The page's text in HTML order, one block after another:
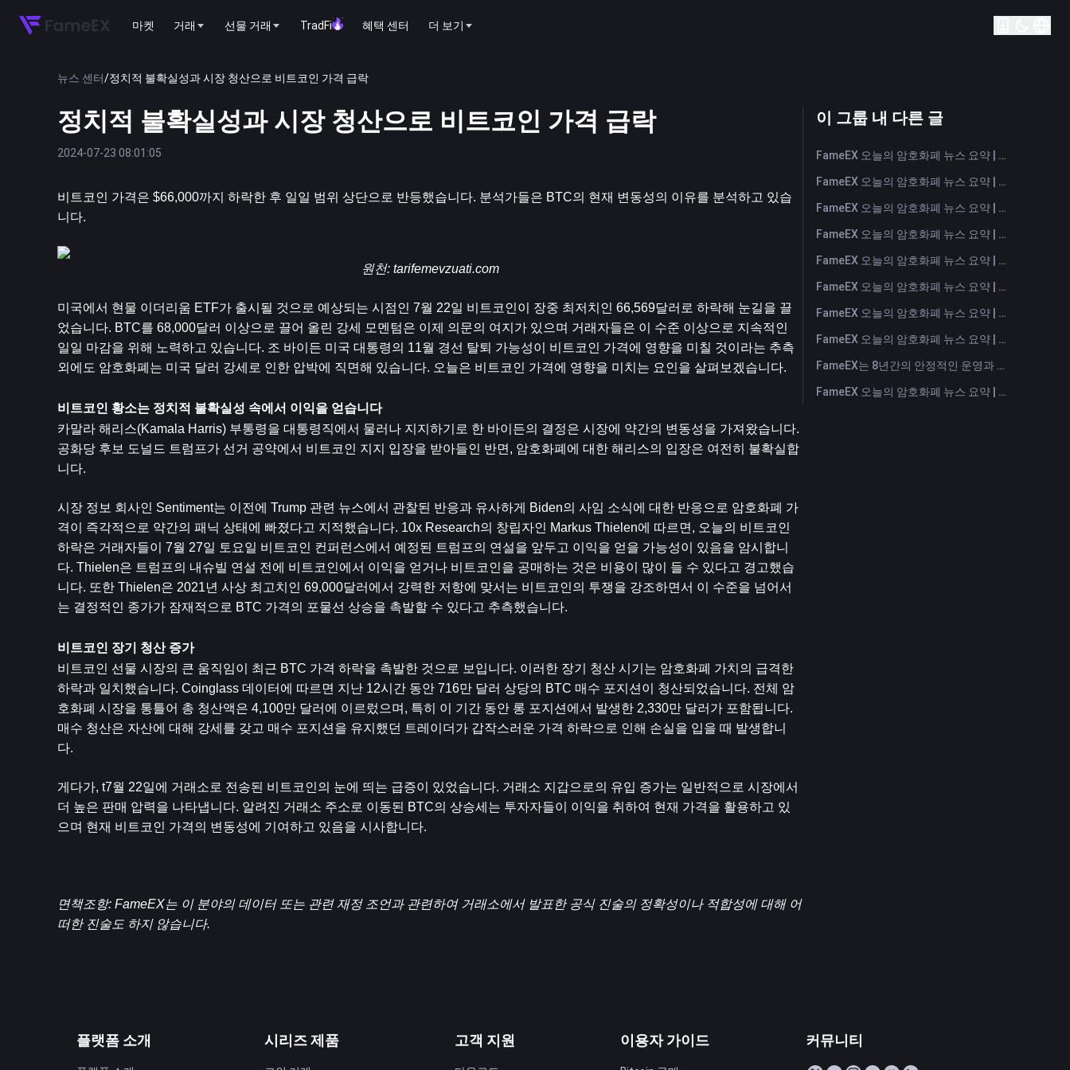
마켓 거래 선물 거래 TradFi 혜택 센터 더 보기
뉴스 센터/정치적 불확실성과 시장 청산으로 비트코인 ​​가격 급락
정치적 불확실성과 시장 청산으로 비트코인 ​​가격 급락
2024-07-23 08:01:05
비트코인 가격은 $66,000까지 하락한 후 일일 범위 상단으로 반등했습니다. 분석가들은 BTC의 현재 변동성의 이유를 분석하고 있습
니다.
원천: tarifemevzuati.com
미국에서 현물 이더리움 ETF가 출시될 것으로 예상되는 시점인 7월 22일 비트코인이 장중 최저치인 66,569달러로 하락해 눈길을 끌
었습니다. BTC를 68,000달러 이상으로 끌어 올린 강세 모멘텀은 이제 의문의 여지가 있으며 거래자들은 이 수준 이상으로 지속적인
일일 마감을 위해 노력하고 있습니다. 조 바이든 미국 대통령의 11월 경선 탈퇴 가능성이 비트코인 ​​가격에 영향을 미칠 것이라는 추측
외에도 암호화폐는 미국 달러 강세로 인한 압박에 직면해 있습니다. 오늘은 비트코인 ​​가격에 영향을 미치는 요인을 살펴보겠습니다.
비트코인 황소는 정치적 불확실성 속에서 이익을 얻습니다
카말라 해리스(Kamala Harris) 부통령을 대통령직에서 물러나 지지하기로 한 바이든의 결정은 시장에 약간의 변동성을 가져왔습니다.
공화당 후보 도널드 트럼프가 선거 공약에서 비트코인 ​​지지 입장을 받아들인 반면, 암호화폐에 대한 해리스의 입장은 여전히 ​​불확실합
니다.
시장 정보 회사인 Sentiment는 이전에 Trump 관련 뉴스에서 관찰된 반응과 유사하게 Biden의 사임 소식에 대한 반응으로 암호화폐 가
격이 즉각적으로 약간의 패닉 상태에 빠졌다고 지적했습니다. 10x Research의 창립자인 Markus Thielen에 따르면, 오늘의 비트코인 ​​
하락은 거래자들이 7월 27일 토요일 비트코인 ​​컨퍼런스에서 예정된 트럼프의 연설을 앞두고 이익을 얻을 가능성이 있음을 암시합니
다. Thielen은 트럼프의 내슈빌 연설 전에 비트코인에서 이익을 얻거나 비트코인을 공매하는 것은 비용이 많이 들 수 있다고 경고했습
니다. 또한 Thielen은 2021년 사상 최고치인 69,000달러에서 강력한 저항에 맞서는 비트코인의 투쟁을 강조하면서 이 수준을 넘어서
는 결정적인 종가가 잠재적으로 BTC 가격의 포물선 상승을 촉발할 수 있다고 추측했습니다.
비트코인 장기 청산 증가
비트코인 선물 시장의 큰 움직임이 최근 BTC 가격 하락을 촉발한 것으로 보입니다. 이러한 장기 청산 시기는 암호화폐 가치의 급격한
하락과 일치했습니다. Coinglass 데이터에 따르면 지난 12시간 동안 716만 달러 상당의 BTC 매수 포지션이 청산되었습니다. 전체 암
호화폐 시장을 통틀어 총 청산액은 4,100만 달러에 이르렀으며, 특히 이 기간 동안 롱 포지션에서 발생한 2,330만 달러가 포함됩니다.
매수 청산은 자산에 대해 강세를 갖고 매수 포지션을 유지했던 트레이더가 갑작스러운 가격 하락으로 인해 손실을 입을 때 발생합니
다.
게다가, t7월 22일에 거래소로 전송된 비트코인의 눈에 띄는 급증이 있었습니다. 거래소 지갑으로의 유입 증가는 일반적으로 시장에서
더 높은 판매 압력을 나타냅니다. 알려진 거래소 주소로 이동된 BTC의 상승세는 투자자들이 이익을 취하여 현재 가격을 활용하고 있
으며 현재 비트코인 ​​가격의 변동성에 기여하고 있음을 시사합니다.
면책조항: FameEX는 이 분야의 데이터 또는 관련 재정 조언과 관련하여 거래소에서 발표한 공식 진술의 정확성이나 적합성에 대해 어
떠한 진술도 하지 않습니다.
이 그룹 내 다른 글
FameEX 오늘의 암호화폐 뉴스 요약 | 2026년 8월 7일
FameEX 오늘의 암호화폐 뉴스 요약 | 2026년 8월 6일
FameEX 오늘의 암호화폐 뉴스 요약 | 2026년 8월 5일
FameEX 오늘의 암호화폐 뉴스 요약 | 2026년 8월 4일
FameEX 오늘의 암호화폐 뉴스 요약 | 2026년 8월 3일
FameEX 오늘의 암호화폐 뉴스 요약 | 2026년 7월 31일
FameEX 오늘의 암호화폐 뉴스 요약 | 2026년 7월 30일
FameEX 오늘의 암호화폐 뉴스 요약 | 2026년 7월 29일
FameEX는 8년간의 안정적인 운영과 글로벌 성장을 통해 사용자 신뢰를 더욱 강화했습니다
FameEX 오늘의 암호화폐 뉴스 요약 | 2026년 7월 28일
플랫폼 소개 시리즈 제품 고객 지원 이용자 가이드 커뮤니티